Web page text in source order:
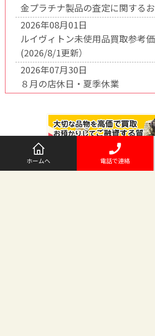
金プラチナ製品の査定に関する
2026年08月01日
ルイヴィトン未使用品買取参考
(2026/8/1更新）
2026年07月30日
８月の店休日・夏季休業
ホームへ 電話で連絡